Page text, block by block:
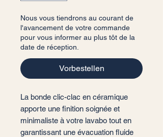
Nous vous tiendrons au courant de
l'avancement de votre commande
pour vous informer au plus tôt de la
date de réception.
Vorbestellen
La bonde clic-clac en céramique
apporte une finition soignée et
minimaliste à votre lavabo tout en
garantissant une évacuation fluide